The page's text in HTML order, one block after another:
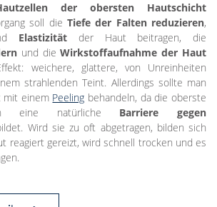
der obersten Hautschicht
soll die Tiefe der Falten reduzieren,
Elastizität der Haut beitragen, die
und dieWirkstoffaufnahme der Haut
weichere, glattere, von Unreinheiten
strahlenden Teint. Allerdings sollte man
mit einem Peeling behandeln, da die oberste
eine natürliche Barriere gegen
Wird sie zu oft abgetragen, bilden sich
reagiert gereizt, wird schnell trocken und es